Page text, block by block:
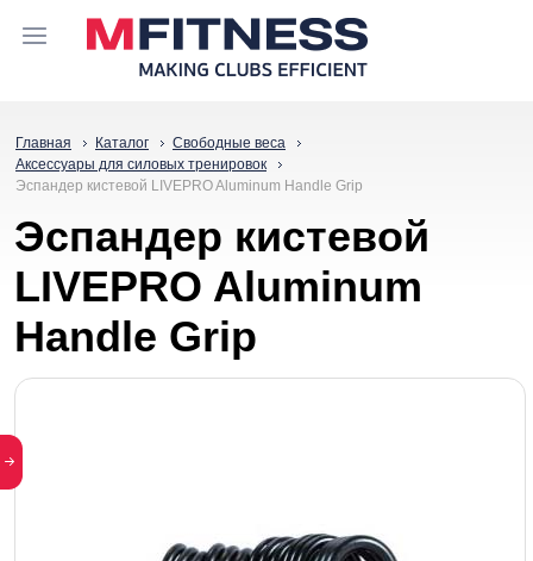
Главная Каталог
Свободные веса
Аксессуары для силовых тренировок
Эспандер кистевой LIVEPRO Aluminum Handle Grip
Эспандер кистевой
LIVEPRO Aluminum
Handle Grip